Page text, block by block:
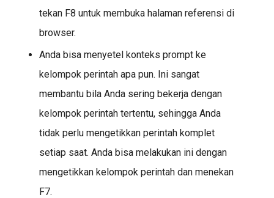
tekan F8 untuk membuka halaman referensi di
browser.
Anda bisa menyetel konteks prompt ke
kelompok perintah apa pun. Ini sangat
membantu bila Anda sering bekerja dengan
kelompok perintah tertentu, sehingga Anda
tidak perlu mengetikkan perintah komplet
setiap saat. Anda bisa melakukan ini dengan
mengetikkan kelompok perintah dan menekan
F7.